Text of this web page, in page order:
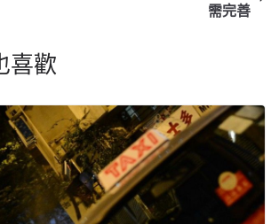
需完善
喜歡